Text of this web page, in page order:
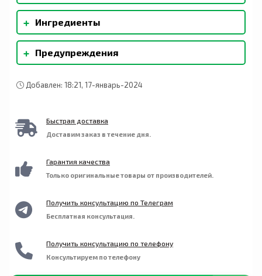
В качестве пищевой добавки для взрослых ,
принимать по две (2) капсулы перед едой.
+ Ингредиенты
Капсулы (гидроксипропилметилцеллюлоза),
органические рисовые отруби.
+ Предупреждения
принимайте при повреждении защитной
обратитесь за консультацией к своему
лечащему врачу.
Добавлен: 18:21, 17-январь-2024
Быстрая доставка
Доставим заказ в течение дня.
Гарантия качества
Только оригинальные товары от производителей.
Получить консультацию по Телеграм
Бесплатная консультация.
Получить консультацию по телефону
Консультируем по телефону